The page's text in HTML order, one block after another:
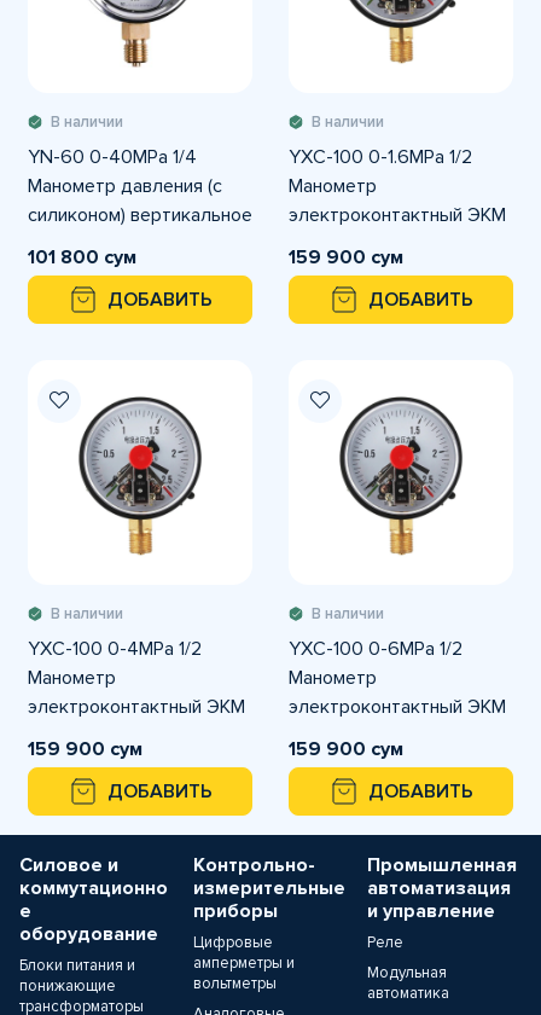
В наличии
YN-60 0-40MPа 1/4
Манометр давления (с
силиконом) вертикальное
подключение
101 800 сум
ДОБАВИТЬ
В наличии
YXC-100 0-1.6MPa 1/2
Манометр
электроконтактный ЭКМ
159 900 сум
ДОБАВИТЬ
В наличии
YXC-100 0-4MPa 1/2
Манометр
электроконтактный ЭКМ
159 900 сум
ДОБАВИТЬ
В наличии
YXC-100 0-6MPa 1/2
Манометр
электроконтактный ЭКМ
159 900 сум
ДОБАВИТЬ
Силовое и
коммутационно
е
оборудование
Блоки питания и
понижающие
трансформаторы
Контрольно-
измерительные
приборы
Цифровые
амперметры и
вольтметры
Промышленная
автоматизация
и управление
Реле
Модульная
автоматика